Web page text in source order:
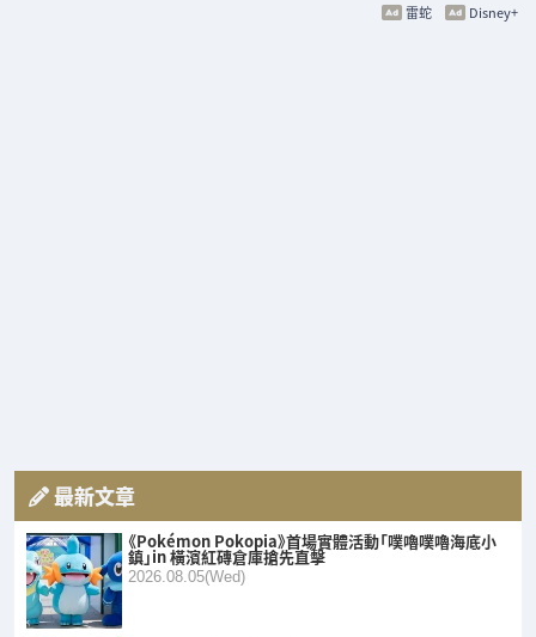
Disney+
雷蛇
最新文章
《Pokémon Pokopia》首場實體活動「噗嚕噗嚕海底小
鎮」in 橫濱紅磚倉庫搶先直擊
2026.08.05(Wed)